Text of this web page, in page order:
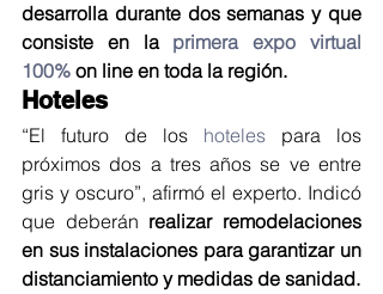
desarrolla durante dos semanas y que
consiste en la primera expo virtual
100% on line en toda la región.
Hoteles
“El futuro de los hoteles para los
próximos dos a tres años se ve entre
gris y oscuro”, afirmó el experto. Indicó
que deberán realizar remodelaciones
en sus instalaciones para garantizar un